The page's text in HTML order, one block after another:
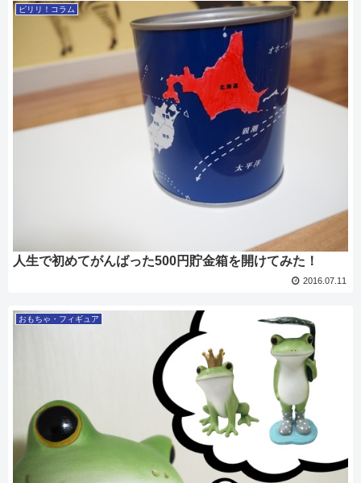
ピリリ！コラム
人生で初めてがんばった500円貯金箱を開けてみた！
2016.07.11
おもちゃ・フィギュア